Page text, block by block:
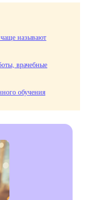
называют
врачебные
обучения